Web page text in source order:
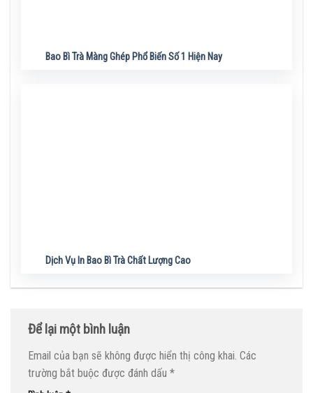
Bao Bì Trà Màng Ghép Phổ Biến Số 1 Hiện Nay
Dịch Vụ In Bao Bì Trà Chất Lượng Cao
Để lại một bình luận
Email của bạn sẽ không được hiển thị công khai. Các
trường bắt buộc được đánh dấu *